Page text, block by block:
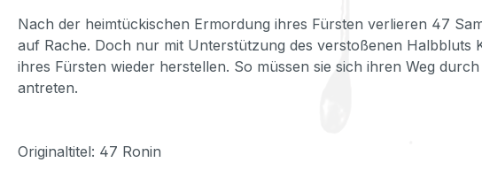
Nach der heimtückischen Ermordung ihres Fürsten verlieren 47
auf Rache. Doch nur mit Unterstützung des verstoßenen Halbbluts
ihres Fürsten wieder herstellen. So müssen sie sich ihren Weg
antreten.
Originaltitel: 47 Ronin